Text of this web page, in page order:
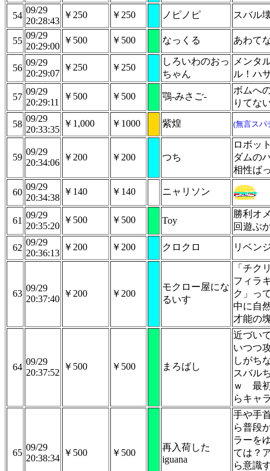
54
09/29
20:28:43
￥250 ￥250 ノピノピ スバル
55
09/29
20:29:00
￥500 ￥500 なっくる あわて
56
09/29
20:29:07
￥250 ￥250
しろいわのおっ
ちゃん
メンタ
ル！ハ
57
09/29
20:29:11
￥500 ￥500 鶚-みさご-
ボムへ
りてな
58
09/29
20:33:35
￥1,000 ￥1000 紫煌 (無言スパ
59
09/29
20:34:06
￥200 ￥200 つち
ロボッ
ダムの
相性ば
60
09/29
20:34:38
￥140 ￥140 ニャリソン
61
09/29
20:35:20
￥500 ￥500 Toy
勝利オ
回遊ぶ
62
09/29
20:36:13
￥200 ￥200 クロクロ リベン
63
09/29
20:37:40
￥200 ￥200
モクロー屋にな
るいすゞ
「チク
フィラ
ク」っ
中に自
才能の
64
09/29
20:37:52
￥500 ￥500 まろばし
近づい
いつつ
しがち
スバル
ｗ 最
らキャ
65
09/29
20:38:34
￥500 ￥500
再入荷した
iguana
手や手
ら普段
ラーを
ては？
ら意識